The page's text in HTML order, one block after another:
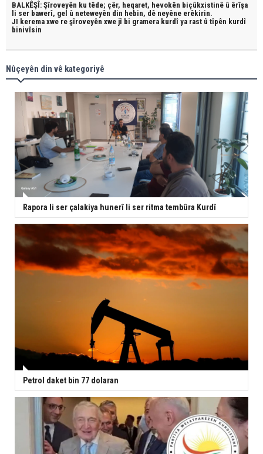
BALKÊŞÎ: Şîroveyên ku têde; çêr, heqaret, hevokên biçûkxistinê û êrîşa
li ser bawerî, gel û neteweyên din hebin, dê neyêne erêkirin.
JI kerema xwe re şîroveyên xwe jî bi gramera kurdî ya rast û tîpên kurdî
binivîsin
Nûçeyên din vê kategoriyê
Rapora li ser çalakiya hunerî li ser ritma tembûra Kurdî
Petrol daket bin 77 dolaran